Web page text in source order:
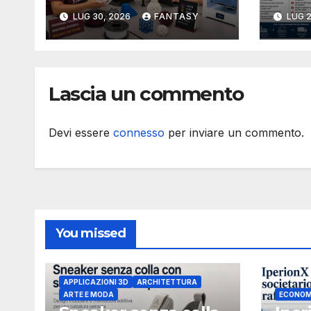
forma una nuova
classe di docenti
sulla stampa 3D
LUG 30, 2026 FANTASY LUG
Lascia un commento
Devi essere connesso per inviare un commento.
You missed
APPLICAZIONI 3D
ARCHITETTURA
ARTE E MODA